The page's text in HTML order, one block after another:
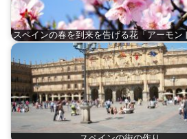
スペインの春を到来を告げる花「アーモン